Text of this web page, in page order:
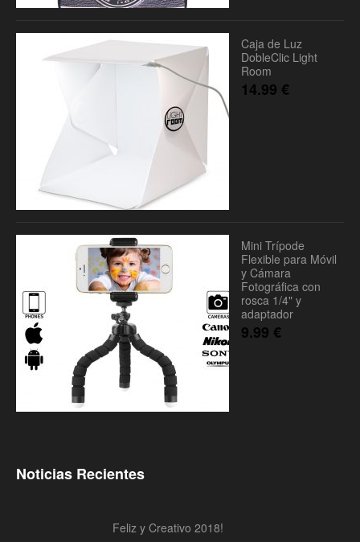
Caja de Luz
DobleClic Light
Room
14.99 €
Mini Trípode
Flexible para Móvil
y Cámara
Fotográfica con
rosca 1/4" y
adaptador
9.99 €
Noticias Recientes
Feliz y Creativo 2018!